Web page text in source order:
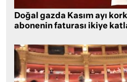
Doğal gazda Kasım ayı
abonenin faturası ikiye